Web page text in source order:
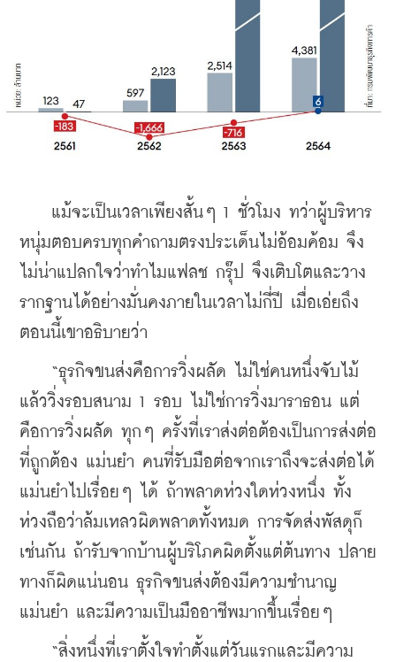
แม้จะเป็นเวลาเพียงสั้นๆ 1 ชั่วโมง ทว่าผู้บริหาร
หนุ่มตอบครบทุกคำถามตรงประเด็นไม่อ้อมค้อม จึง
ไม่น่าแปลกใจว่าทำไมแฟลช กรุ๊ป จึงเติบโตและวาง
รากฐานได้อย่างมั่นคงภายในเวลาไม่กี่ปี เมื่อเอ่ยถึง
ตอนนี้เขาอธิบายว่า
“ธุรกิจขนส่งคือการวิ่งผลัด ไม่ใช่คนหนึ่งจับไม้
แล้ววิ่งรอบสนาม 1 รอบ ไม่ใช่การวิ่งมาราธอน แต่
คือการวิ่งผลัด ทุกๆ ครั้งที่เราส่งต่อต้องเป็นการส่งต่อ
ที่ถูกต้อง แม่นยำ คนที่รับมือต่อจากเราถึงจะส่งต่อได้
แม่นยำไปเรื่อยๆ ได้ ถ้าพลาดห่วงใดห่วงหนึ่ง ทั้ง
ห่วงถือว่าล้มเหลวผิดพลาดทั้งหมด การจัดส่งพัสดุก็
เช่นกัน ถ้ารับจากบ้านผู้บริโภคผิดตั้งแต่ต้นทาง ปลาย
ทางก็ผิดแน่นอน ธุรกิจขนส่งต้องมีความชำนาญ
แม่นยำ และมีความเป็นมืออาชีพมากขึ้นเรื่อยๆ
“สิ่งหนึ่งที่เราตั้งใจทำตั้งแต่วันแรกและมีความ